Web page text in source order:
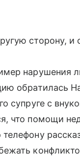
сторону, и
нарушения
обратилась
супруге с
что помощи